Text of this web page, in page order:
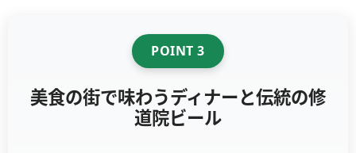
POINT 3
美食の街で味わうディナーと伝統の修
道院ビール